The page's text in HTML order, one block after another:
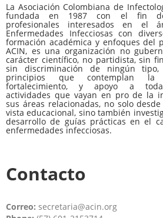
La Asociación Colombiana de
fundada en 1987 con el fin
profesionales interesados en el
Enfermedades Infecciosas con
formación académica y enfoques del
ACIN, es una organización no
carácter científico, no partidista, sin
sin discriminación de ningún
principios que contemplan la
fortalecimiento, y apoyo a
actividades que vayan en pro de la
sus áreas relacionadas, no solo
vista educacional, sino también
desarrollo de guías prácticas en el
enfermedades infecciosas.
Contacto
Correo: secretaria@acin.org